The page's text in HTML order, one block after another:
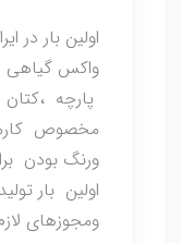
اولین بار در
واکس گیاهی
پارچه
مخصوص
ورنگ بودن
اولین بار
ومجوزهای